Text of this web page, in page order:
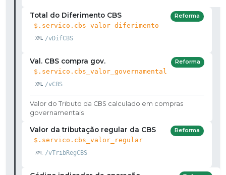
Total do Diferimento CBS
$.servico.cbs_valor_diferimento
/vDifCBS
Reforma
Val. CBS compra gov.
$.servico.cbs_valor_governamental
/vCBS
Reforma
Valor do Tributo da CBS calculado em compras
governamentais
Valor da tributação regular da CBS
$.servico.cbs_valor_regular
/vTribRegCBS
Reforma